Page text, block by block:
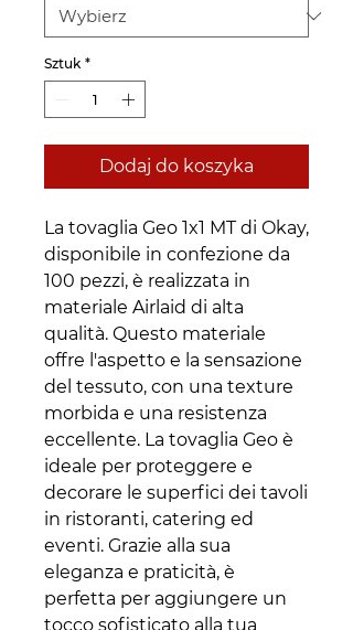
Sztuk *
Dodaj do koszyka
La tovaglia Geo 1x1 MT di Okay,
disponibile in confezione da
100 pezzi, è realizzata in
materiale Airlaid di alta
qualità. Questo materiale
offre l'aspetto e la sensazione
del tessuto, con una texture
morbida e una resistenza
eccellente. La tovaglia Geo è
ideale per proteggere e
decorare le superfici dei tavoli
in ristoranti, catering ed
eventi. Grazie alla sua
eleganza e praticità, è
perfetta per aggiungere un
tocco sofisticato alla tua